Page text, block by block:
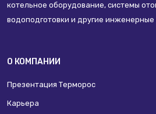
котельное оборудование, системы
водоподготовки и другие инженерные
О КОМПАНИИ
Презентация Терморос
Карьера